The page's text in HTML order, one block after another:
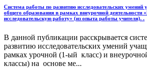
Система работы по развитию исследовательских умений
общего образования в рамках внеурочной деятельности
исследовательскую работу» (из опыта работы учителя). .
В данной публикации расскрывается
развитию исследовательских умений
рамках урочной (1-ый класс) и
классы) на основе ме...